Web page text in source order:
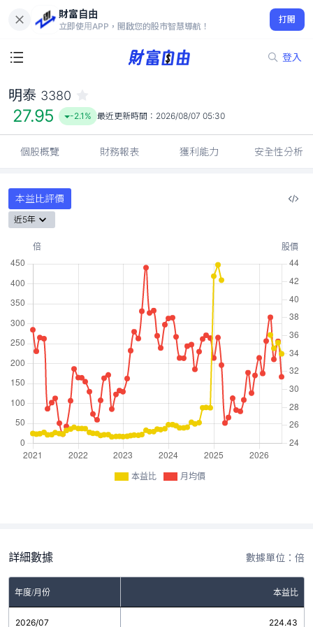
財富自由
立即使用APP，開啟您的股市智慧導航！
打開
登入
27.95
-2.1%
明泰 3380
27.95 -2.1% 最近更新時間： 2026/08/07 05:30
個股概覽 財務報表 獲利能力 安全性分析
本益比評價
近5年
本益比 月均價
詳細數據 數據單位：倍
年度/月份 本益比
2026/07 224.43